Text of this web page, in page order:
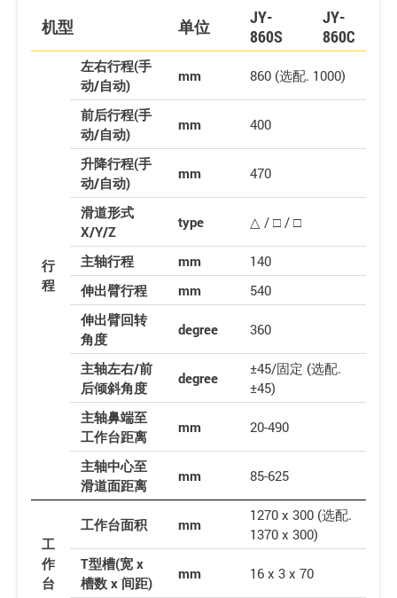
机型 单位
JY-
860S
JY-
860C
行
程
左右行程(手
动/自动)
mm 860 (选配. 1000)
前后行程(手
动/自动)
mm 400
升降行程(手
动/自动)
mm 470
滑道形式
X/Y/Z
type △ / □ / □
主轴行程 mm
140
伸出臂行程
mm
540
伸出臂回转
角度
degree 360
主轴左右/前
后倾斜角度
degree
±45/固定 (选配.
±45)
主轴鼻端至
工作台距离
mm 20-490
主轴中心至
滑道面距离
mm 85-625
工
作
台
工作台面积 mm
1270 x 300 (选配.
1370 x 300)
T型槽(宽 x
槽数 x 间距)
mm 16 x 3 x 70